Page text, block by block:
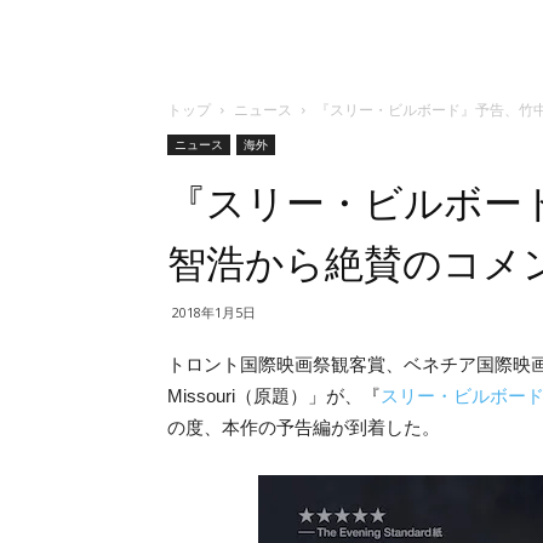
トップ ニュース 『スリー・ビルボード』予告、
ニュース 海外
『スリー・ビルボ
智浩から絶賛のコメ
2018年1月5日
トロント国際映画祭観客賞、ベネチア国際映
Missouri（原題）」が、『スリー・ビルボード
の度、本作の予告編が到着した。